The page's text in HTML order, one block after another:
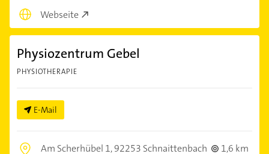
Webseite
Physiozentrum Gebel
PHYSIOTHERAPIE
E-Mail
Am Scherhübel 1,92253 Schnaittenbach
1,6 km